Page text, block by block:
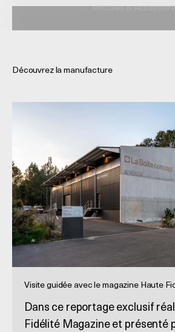
Meubles &
Découvrez la manufacture
Visite guidée avec le magazine Haute
Dans ce reportage exclusif
Fidélité Magazine et présenté